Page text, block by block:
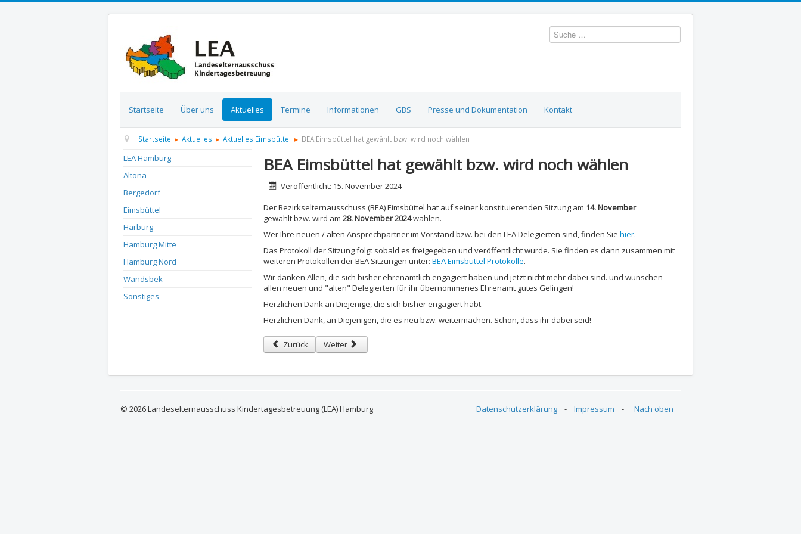
Suchen
Startseite Über uns Aktuelles Termine Informationen GBS Presse und Dokumentation Kontakt
Startseite Aktuelles Aktuelles Eimsbüttel BEA Eimsbüttel hat gewählt bzw. wird noch wählen
LEA Hamburg
Altona
Bergedorf
Eimsbüttel
Harburg
Hamburg Mitte
Hamburg Nord
Wandsbek
Sonstiges
BEA Eimsbüttel hat gewählt bzw. wird noch wählen
DetailsVeröffentlicht: 15. November 2024
Der Bezirkselternausschuss (BEA) Eimsbüttel hat auf seiner konstituierenden Sitzung am 14. November
gewählt bzw. wird am 28. November 2024wählen.
Wer Ihre neuen / alten Ansprechpartner im Vorstand bzw. bei den LEA Delegierten sind, finden Sie hier.
Das Protokoll der Sitzung folgt sobald es freigegeben und veröffentlicht wurde. Sie finden es dann zusammen mit
weiteren Protokollen der BEA Sitzungen unter: BEA Eimsbüttel Protokolle.
Wir danken Allen, die sich bisher ehrenamtlich engagiert haben und jetzt nicht mehr dabei sind. und wünschen
allen neuen und "alten" Delegierten für ihr übernommenes Ehrenamt gutes Gelingen!
Herzlichen Dank an Diejenige, die sich bisher engagiert habt.
Herzlichen Dank, an Diejenigen, die es neu bzw. weitermachen. Schön, dass ihr dabei seid!
Vorheriger Beitrag: Einladung zur (zweiten) konstituierenden Sitzung der BEAs Eimsbüttel und Altona
Zurück Nächster Beitrag: Adventsgrüße (3) - BEA Eimsbüttel
Weiter
Nach oben
Datenschutzerklärung - Impressum -
© 2026 Landeselternausschuss Kindertagesbetreuung (LEA) Hamburg